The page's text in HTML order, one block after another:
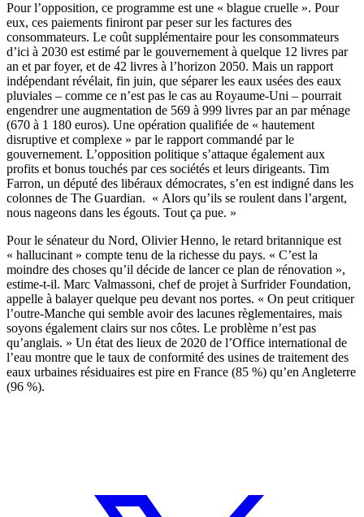
Pour l’opposition, ce programme est une « blague cruelle ». Pour
eux, ces paiements finiront par peser sur les factures des
consommateurs. Le coût supplémentaire pour les consommateurs
d’ici à 2030 est estimé par le gouvernement à quelque 12 livres par
an et par foyer, et de 42 livres à l’horizon 2050. Mais un rapport
indépendant révélait, fin juin, que séparer les eaux usées des eaux
pluviales – comme ce n’est pas le cas au Royaume-Uni – pourrait
engendrer une augmentation de 569 à 999 livres par an par ménage
(670 à 1 180 euros). Une opération qualifiée de « hautement
disruptive et complexe » par le rapport commandé par le
gouvernement. L’opposition politique s’attaque également aux
profits et bonus touchés par ces sociétés et leurs dirigeants. Tim
Farron, un député des libéraux démocrates, s’en est indigné dans les
colonnes de The Guardian. « Alors qu’ils se roulent dans l’argent,
nous nageons dans les égouts. Tout ça pue. »
Pour le sénateur du Nord, Olivier Henno, le retard britannique est
« hallucinant » compte tenu de la richesse du pays. « C’est la
moindre des choses qu’il décide de lancer ce plan de rénovation »,
estime-t-il. Marc Valmassoni, chef de projet à Surfrider Foundation,
appelle à balayer quelque peu devant nos portes. « On peut critiquer
l’outre-Manche qui semble avoir des lacunes règlementaires, mais
soyons également clairs sur nos côtes. Le problème n’est pas
qu’anglais. » Un état des lieux de 2020 de l’Office international de
l’eau montre que le taux de conformité des usines de traitement des
eaux urbaines résiduaires est pire en France (85 %) qu’en Angleterre
(96 %).